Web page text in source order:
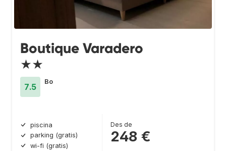
Boutique Varadero
★★
7.5
Bo
piscina
parking (gratis)
wi-fi (gratis)
Des de
248 €